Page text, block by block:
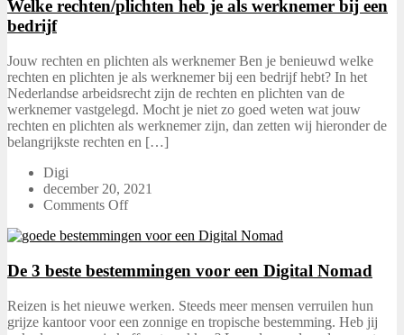
Welke rechten/plichten heb je als werknemer bij een
bedrijf
Jouw rechten en plichten als werknemer Ben je benieuwd welke
rechten en plichten je als werknemer bij een bedrijf hebt? In het
Nederlandse arbeidsrecht zijn de rechten en plichten van de
werknemer vastgelegd. Mocht je niet zo goed weten wat jouw
rechten en plichten als werknemer zijn, dan zetten wij hieronder de
belangrijkste rechten en […]
Digi
december 20, 2021
Comments Off
De 3 beste bestemmingen voor een Digital Nomad
Reizen is het nieuwe werken. Steeds meer mensen verruilen hun
grijze kantoor voor een zonnige en tropische bestemming. Heb jij